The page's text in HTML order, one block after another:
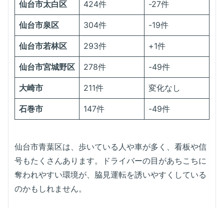
仙台市太白区 424件 -27件
仙台市泉区 304件 -19件
仙台市若林区 293件 +1件
仙台市宮城野区 278件 -49件
大崎市 211件 変化なし
石巻市 147件 -49件
仙台市青葉区は、歩いている人や車が多く、看板や信
号もたくさんあります。ドライバーの目があちこちに
奪われやすい環境が、脇見運転を誘いやすくしている
のかもしれません。